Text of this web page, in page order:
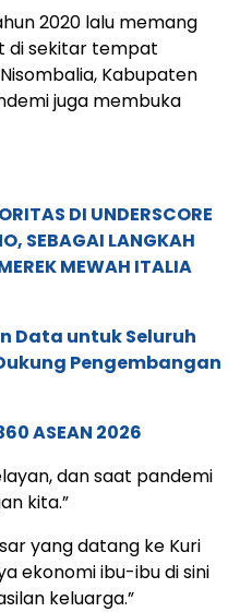
2020 lalu memang
di sekitar tempat
Kabupaten
juga membuka
DI UNDERSCORE
SEBAGAI LANGKAH
MEWAH ITALIA
Data untuk Seluruh
Pengembangan
ASEAN 2026
dan saat pandemi
kita.”
yang datang ke Kuri
ekonomi ibu-ibu di sini
keluarga.”